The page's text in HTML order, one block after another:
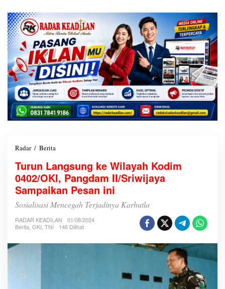
Radar / Berita
r
u
n
L
a
g
Turun Langsung ke Wilayah Kodim
0402/OKI, Pangdam II/Sriwijaya
Sampaikan Pesan ini
Sosialisasi Mencegah Terjadinya Karhutla
RADAR KEADILAN
01/08/2024
Berita, OKI, TNI 146 Dilihat